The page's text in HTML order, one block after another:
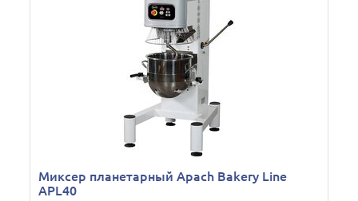
Миксер планетарный Apach Bakery Line
APL40